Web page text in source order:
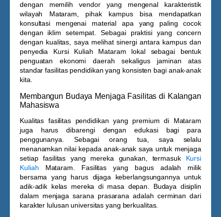
dengan memilih vendor yang mengenal karakteristik
wilayah Mataram, pihak kampus bisa mendapatkan
konsultasi mengenai material apa yang paling cocok
dengan iklim setempat. Sebagai praktisi yang concern
dengan kualitas, saya melihat sinergi antara kampus dan
penyedia Kursi Kuliah Mataram lokal sebagai bentuk
penguatan ekonomi daerah sekaligus jaminan atas
standar fasilitas pendidikan yang konsisten bagi anak-anak
kita.
Membangun Budaya Menjaga Fasilitas di Kalangan
Mahasiswa
Kualitas fasilitas pendidikan yang premium di Mataram
juga harus dibarengi dengan edukasi bagi para
penggunanya. Sebagai orang tua, saya selalu
menanamkan nilai kepada anak-anak saya untuk menjaga
setiap fasilitas yang mereka gunakan, termasuk Kursi
Kuliah Mataram . Fasilitas yang bagus adalah milik
bersama yang harus dijaga keberlangsungannya untuk
adik-adik kelas mereka di masa depan. Budaya disiplin
dalam menjaga sarana prasarana adalah cerminan dari
karakter lulusan universitas yang berkualitas.